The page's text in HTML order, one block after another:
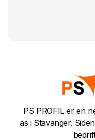
PS PROFIL er en
as i Stavanger.